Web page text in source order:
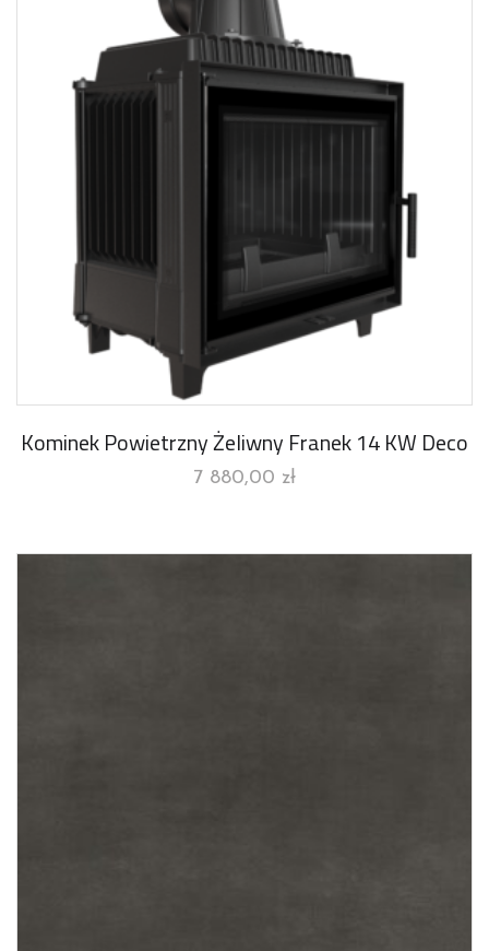
Kominek Powietrzny Żeliwny Franek 14 KW Deco
7 880,00 zł